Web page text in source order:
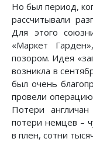
Но был период,
рассчитывали
Для этого
«Маркет
позором. Идея
возникла в
был очень
провели
Потери
потери немцев –
в плен, сотни